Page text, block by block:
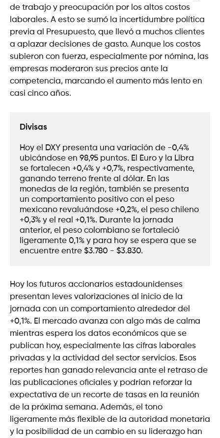
de trabajo y preocupación por los altos costos
laborales. A esto se sumó la incertidumbre política
previa al Presupuesto, que llevó a muchos clientes
a aplazar decisiones de gasto. Aunque los costos
subieron con fuerza, especialmente por nómina, las
empresas moderaron sus precios ante la
competencia, marcando el aumento más lento en
casi cinco años.
Divisas
Hoy el DXY presenta una variación de -0,4%
ubicándose en 98,95 puntos. El Euro y la Libra
se fortalecen +0,4% y +0,7%, respectivamente,
ganando terreno frente al dólar. En las
monedas de la región, también se presenta
un comportamiento positivo con el peso
mexicano revaluándose +0,2%, el peso chileno
+0,3% y el real +0,1%. Durante la jornada
anterior, el peso colombiano se fortaleció
ligeramente 0,1% y para hoy se espera que se
encuentre entre $3.780 - $3.830.
Hoy los futuros accionarios estadounidenses
presentan leves valorizaciones al inicio de la
jornada con un comportamiento alrededor del
+0,1%. El mercado avanza con algo más de calma
mientras espera los datos económicos que se
publican hoy, especialmente las cifras laborales
privadas y la actividad del sector servicios. Esos
reportes han ganado relevancia ante el retraso de
las publicaciones oficiales y podrían reforzar la
expectativa de un recorte de tasas en la reunión
de la próxima semana. Además, el tono
ligeramente más flexible de la autoridad monetaria
y la posibilidad de un cambio en su liderazgo han